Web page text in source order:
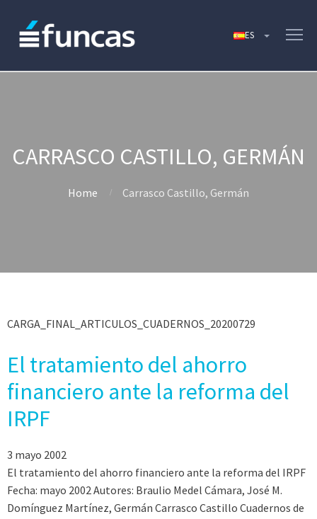
CARRASCO CASTILLO, GERMÁN
Home Carrasco Castillo, Germán
CARGA_FINAL_ARTICULOS_CUADERNOS_20200729
El tratamiento del ahorro
financiero ante la reforma del
IRPF
3 mayo 2002
El tratamiento del ahorro financiero ante la reforma del IRPF
Fecha: mayo 2002 Autores: Braulio Medel Cámara, José M.
Domínguez Martínez, Germán Carrasco Castillo Cuadernos de